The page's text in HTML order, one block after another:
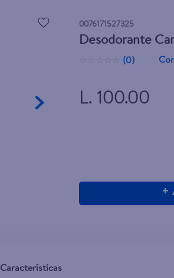
0076171527325
Desodorante
(0)
L. 100.00
+
Características